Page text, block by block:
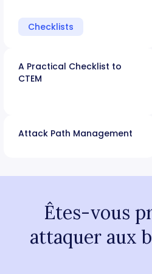
Checklists
A Practical Checklist to
CTEM
Attack Path Management
Êtes-vous
attaquer aux